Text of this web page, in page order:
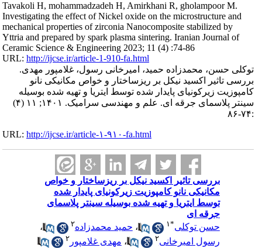
Tavakoli H, mohammadzadeh H, Amirkhani R, gholampoor M.
Investigating the effect of Nickel oxide on the microstructure and
mechanical properties of zirconia Nanocomposite stabilized by
Yttria and prepared by spark plasma sintering. Iranian Journal of
Ceramic Science & Engineering 2023; 11 (4) :74-86
URL:http://ijcse.ir/article-1-910-fa.html
توکلی حسن، محمدزاده حمید، امیرخانی رسول، غلامپور مهدی.
بررسی تاثیر اکسید نیکل بر ریزساختار و خواص مکانیکی نانو
کامپوزیت زیرکونیای پایدار شده توسط ایتریا و تهیه شده بوسیله
سینتر پلاسمای جرقه ای. علم و مهندسی سرامیک. ۱۴۰۱; ۱۱ (۴)
URL:http://ijcse.ir/article-۱-۹۱۰-fa.html
بررسی تاثیر اکسید نیکل بر ریزساختار و خواص
مکانیکی نانو کامپوزیت زیرکونیای پایدار شده
توسط ایتریا و تهیه شده بوسیله سینتر پلاسمای
جرقه ای
حسن توکلی
۱ ،حمید محمدزاده
،
رسول امیرخانی
،مهدی غلامپور